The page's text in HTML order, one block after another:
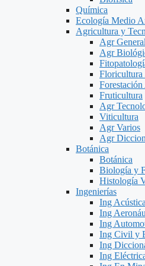
Química
Ecología Medio
Agricultura y
Agr
Agr
Floricultura
Fruticultura
Agr
Viticultura
Agr Varios
Agr
Botánica
Botánica
Biología y
Histología
Ingenierías
Ing Acústica
Ing
Ing
Ing Civil y
Ing
Ing